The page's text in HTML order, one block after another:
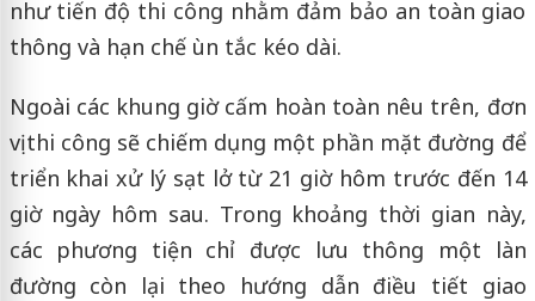
như tiến độ thi công nhằm đảm bảo an toàn giao
thông và hạn chế ùn tắc kéo dài.
Ngoài các khung giờ cấm hoàn toàn nêu trên, đơn
vị thi công sẽ chiếm dụng một phần mặt đường để
triển khai xử lý sạt lở từ 21 giờ hôm trước đến 14
giờ ngày hôm sau. Trong khoảng thời gian này,
các phương tiện chỉ được lưu thông một làn
đường còn lại theo hướng dẫn điều tiết giao